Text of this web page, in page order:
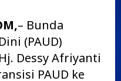
– Bunda
(PAUD)
Dessy Afriyanti
PAUD ke